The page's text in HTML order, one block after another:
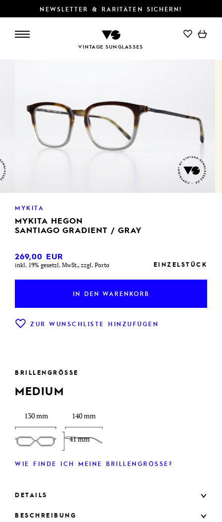
NEWSLETTER & RARITÄTEN SICHERN!
VINTAGE SUNGLASSES
IN DEN WARENKORB
MYKITA
MYKITA HEGON
SANTIAGO GRADIENT / GRAY
269,00 EUR
inkl. 19% gesetzl. MwSt., zzgl. Porto EINZELSTÜCK
IN DEN WARENKORB
ZUR WUNSCHLISTE HINZUFÜGEN
BRILLENGRÖSSE
MEDIUM
130 mm
41 mm
140 mm
WIE FINDE ICH MEINE BRILLENGRÖSSE?
DETAILS
BESCHREIBUNG